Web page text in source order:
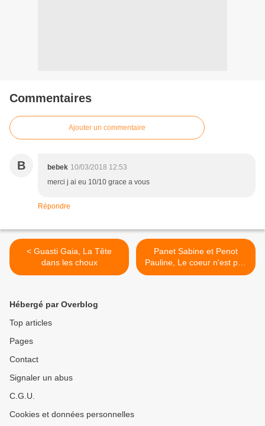
Commentaires
Ajouter un commentaire
B bebek 10/03/2018 12:53
merci j ai eu 10/10 grace a vous
Répondre
< Guasti Gaia, La Tête
dans les choux
Panet Sabine et Penot
Pauline, Le coeur n'est pas
un genou que l'on peut plier
Hébergé par Overblog
Top articles
Pages
Contact
Signaler un abus
C.G.U.
Cookies et données personnelles